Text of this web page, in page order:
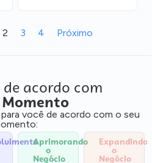
2 3 4 Próximo
acordo com
você de acordo com o seu
Aprimorando
o
Negócio
Expandindo
o
Negócio